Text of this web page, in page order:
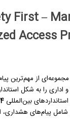
First –
Access
مجموعه‌ای از مهم‌ترین
را به شکل
بین‌المللی
پیام‌های هشداری،